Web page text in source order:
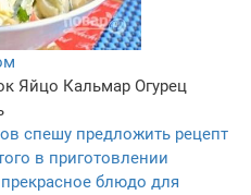
Яйцо Кальмар Огурец
спешу предложить рецепт
в приготовлении
блюдо для